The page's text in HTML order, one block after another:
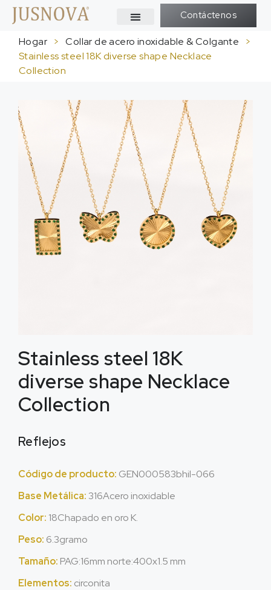
Contáctenos
Hogar > Collar de acero inoxidable & Colgante
>
Stainless steel 18K diverse shape Necklace
Collection
Stainless steel 18K
diverse shape Necklace
Collection
Reflejos
Código de producto: GEN000583bhil-066
Base Metálica: 316Acero inoxidable
Color: 18Chapado en oro K.
Peso: 6.3gramo
Tamaño: PAG:16mm norte:400x1.5 mm
Elementos: circonita